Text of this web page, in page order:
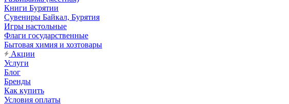
Книги Бурятии
Сувениры Байкал, Бурятия
Игры настольные
Флаги государственные
Бытовая химия и хозтовары
Акции
Услуги
Блог
Бренды
Как купить
Условия оплаты